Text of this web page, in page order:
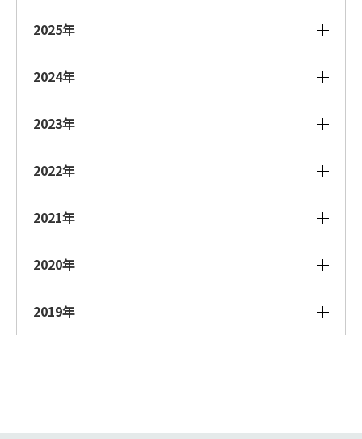
2025年
2024年
2023年
2022年
2021年
2020年
2019年